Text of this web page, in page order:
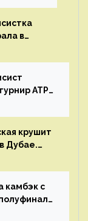
в
ATP
крушит
Дубае.
камбэк с